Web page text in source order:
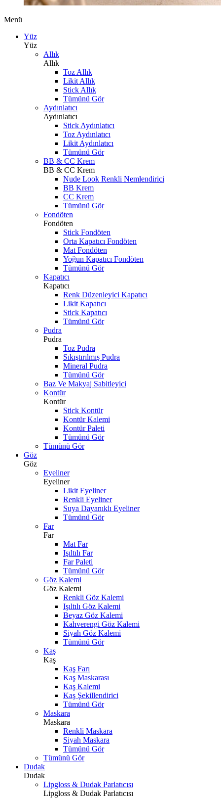
Menü
Yüz
Yüz
Allık
Allık
Toz Allık
Likit Allık
Stick Allık
Tümünü Gör
Aydınlatıcı
Aydınlatıcı
Stick Aydınlatıcı
Toz Aydınlatıcı
Likit Aydınlatıcı
Tümünü Gör
BB & CC Krem
BB & CC Krem
Nude Look Renkli Nemlendirici
BB Krem
CC Krem
Tümünü Gör
Fondöten
Fondöten
Stick Fondöten
Orta Kapatıcı Fondöten
Mat Fondöten
Yoğun Kapatıcı Fondöten
Tümünü Gör
Kapatıcı
Kapatıcı
Renk Düzenleyici Kapatıcı
Likit Kapatıcı
Stick Kapatıcı
Tümünü Gör
Pudra
Pudra
Toz Pudra
Sıkıştırılmış Pudra
Mineral Pudra
Tümünü Gör
Baz Ve Makyaj Sabitleyici
Kontür
Kontür
Stick Kontür
Kontür Kalemi
Kontür Paleti
Tümünü Gör
Tümünü Gör
Göz
Göz
Eyeliner
Eyeliner
Likit Eyeliner
Renkli Eyeliner
Suya Dayanıklı Eyeliner
Tümünü Gör
Far
Far
Mat Far
Işıltılı Far
Far Paleti
Tümünü Gör
Göz Kalemi
Göz Kalemi
Renkli Göz Kalemi
Işıltılı Göz Kalemi
Beyaz Göz Kalemi
Kahverengi Göz Kalemi
Siyah Göz Kalemi
Tümünü Gör
Kaş
Kaş
Kaş Farı
Kaş Maskarası
Kaş Kalemi
Kaş Şekillendirici
Tümünü Gör
Maskara
Maskara
Renkli Maskara
Siyah Maskara
Tümünü Gör
Tümünü Gör
Dudak
Dudak
Lipgloss & Dudak Parlatıcısı
Lipgloss & Dudak Parlatıcısı